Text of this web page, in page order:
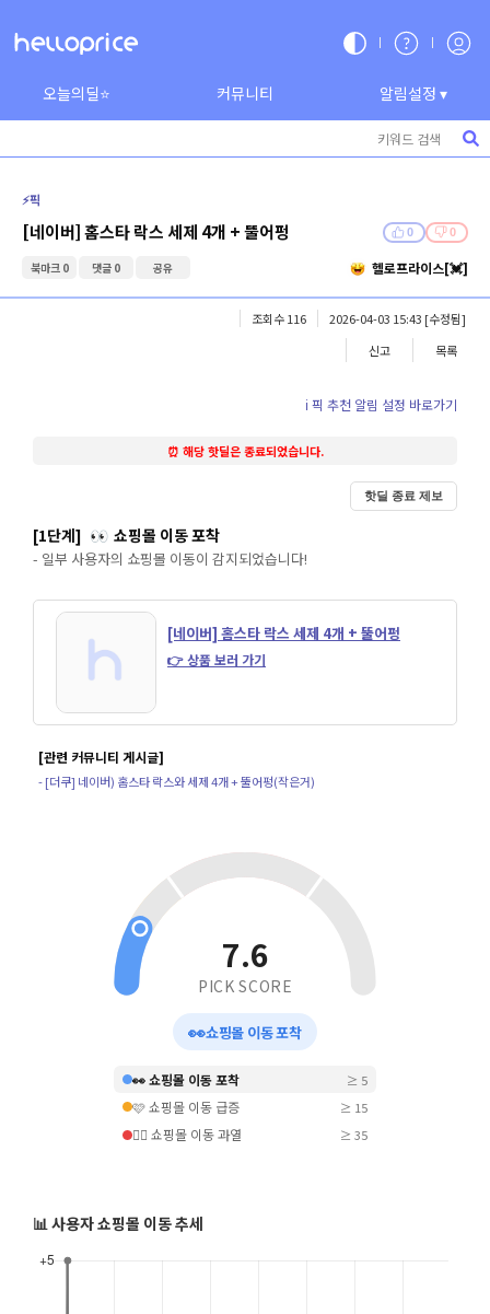
오늘의딜⭐ 커뮤니티 알림설정 ▾
⚡️픽
[네이버] 홈스타 락스 세제 4개 + 뚤어펑 0 0
북마크 0 댓글 0 공유 헬로프라이스[💓]
조회수 116 2026-04-03 15:43 [수정됨]
신고
목록
ℹ️ 픽 추천 알림 설정 바로가기
⏰ 해당 핫딜은 종료되었습니다.
핫딜 종료 제보
[1단계] 👀 쇼핑몰 이동 포착
- 일부 사용자의 쇼핑몰 이동이 감지되었습니다!
[네이버] 홈스타 락스 세제 4개 + 뚤어펑
👉 상품 보러 가기
[관련 커뮤니티 게시글]
- [더쿠] 네이버) 홈스타 락스와 세제 4개 + 뚤어펑(작은거)
7.6
PICK SCORE
👀쇼핑몰 이동 포착
👀 쇼핑몰 이동 포착 ≥ 5
🩷 쇼핑몰 이동 급증 ≥ 15
❤️‍🔥 쇼핑몰 이동 과열 ≥ 35
📊 사용자 쇼핑몰 이동 추세